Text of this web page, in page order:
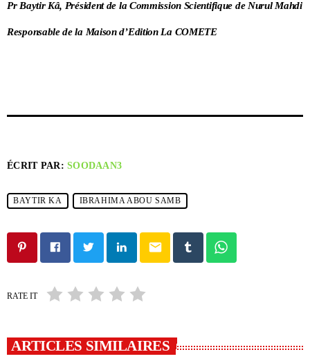
Pr Baytir Kâ, Président de la Commission Scientifique de Nurul Mahdi
Responsable de la Maison d’Edition La COMETE
ÉCRIT PAR:SOODAAN3
BAYTIR KA IBRAHIMA ABOU SAMB
email
RATE IT
ARTICLES SIMILAIRES